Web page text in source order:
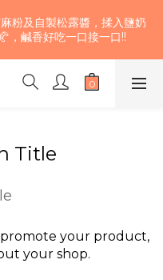
司~三款不同風味的濃郁巧
許鬆脆的加州核桃 口感層次
試！🍫！🤤💖
粉及自製松露醬，揉入鹽奶
，鹹香好吃一口接一口!!
司~三款不同風味的濃郁巧
許鬆脆的加州核桃 口感層次
Title
your product,
your shop.